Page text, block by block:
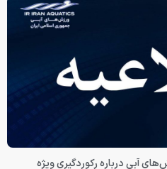
آبی درباره رکوردگیری ویژه